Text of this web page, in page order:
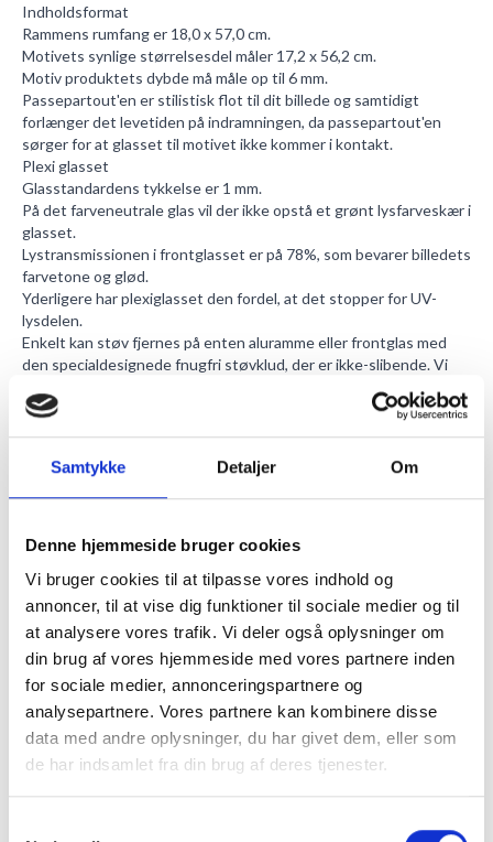
Samtykke Detaljer Om
Denne hjemmeside bruger cookies
Vi bruger cookies til at tilpasse vores indhold og
annoncer, til at vise dig funktioner til sociale medier og til
at analysere vores trafik. Vi deler også oplysninger om
din brug af vores hjemmeside med vores partnere inden
for sociale medier, annonceringspartnere og
analysepartnere. Vores partnere kan kombinere disse
data med andre oplysninger, du har givet dem, eller som
de har indsamlet fra din brug af deres tjenester.
Indholdsformat
Rammens rumfang er 18,0 x 57,0 cm.
Motivets synlige størrelsesdel måler 17,2 x 56,2 cm.
Motiv produktets dybde må måle op til 6 mm.
Passepartout'en er stilistisk flot til dit billede og samtidigt
forlænger det levetiden på indramningen, da passepartout'en
sørger for at glasset til motivet ikke kommer i kontakt.
Plexi glasset
Glasstandardens tykkelse er 1 mm.
På det farveneutrale glas vil der ikke opstå et grønt lysfarveskær i
glasset.
Lystransmissionen i frontglasset er på 78%, som bevarer billedets
farvetone og glød.
Yderligere har plexiglasset den fordel, at det stopper for UV-
lysdelen.
Enkelt kan støv fjernes på enten aluramme eller frontglas med
den specialdesignede fnugfri støvklud, der er ikke-slibende. Vi
frontglas.
ophængsclips i fjederstål, så den både kan stå og hænge.
Siddende i rammen er en støttende MDF plade og et lyst hvidt
Rammetyper i samme stil
aluminiumsrammer i forskellige tykkelser og farver.
Eller du kan se vores udvalg af alle typer rammer
MERE INFORMATION
ANMELDELSER